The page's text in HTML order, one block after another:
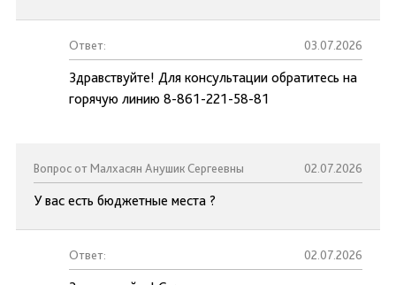
Ответ: 03.07.2026
Здравствуйте! Для консультации обратитесь на
горячую линию 8-861-221-58-81
Вопрос от Малхасян Анушик Сергеевны 02.07.2026
У вас есть бюджетные места ?
Ответ: 02.07.2026